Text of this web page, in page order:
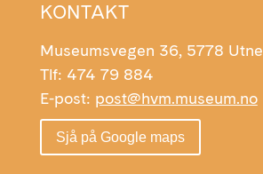
KONTAKT
Museumsvegen 36, 5778 Utne
Tlf: 474 79 884
E-post: post@hvm.museum.no
Sjå på Google maps